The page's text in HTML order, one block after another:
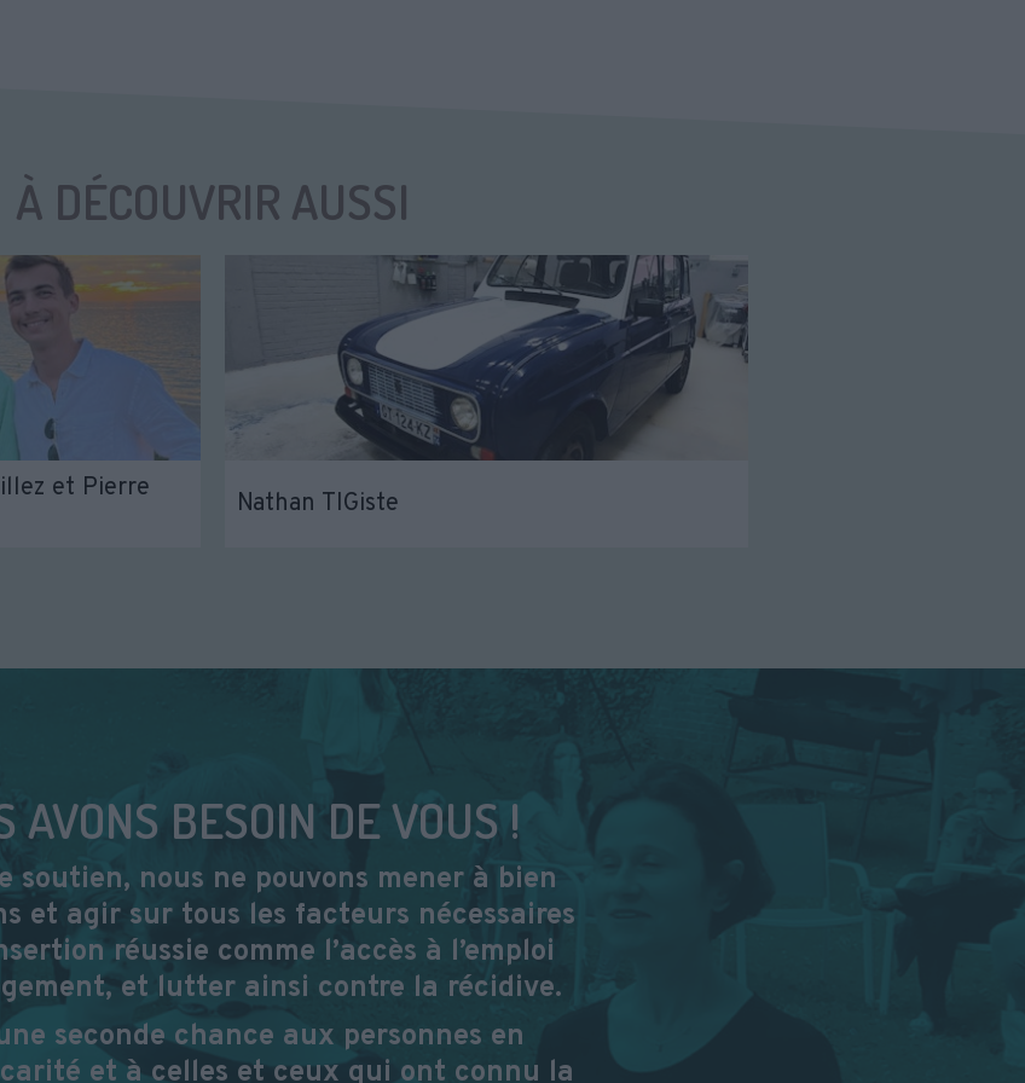
À DÉCOUVRIR AUSSI
et Pierre
Nathan TIGiste
AVONS BESOIN DE VOUS !
soutien, nous ne pouvons mener à bien
et agir sur tous les facteurs nécessaires
réussie comme l’accès à l’emploi
et lutter ainsi contre la récidive.
seconde chance aux personnes en
et à celles et ceux qui ont connu la